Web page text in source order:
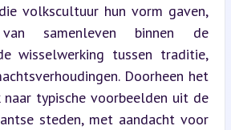
volkscultuur hun vorm gaven,
samenleven binnen de
wisselwerking tussen traditie,
Doorheen het
typische voorbeelden uit de
steden, met aandacht voor